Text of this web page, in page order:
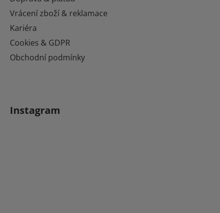
Vrácení zboží & reklamace
Kariéra
Cookies & GDPR
Obchodní podmínky
Instagram